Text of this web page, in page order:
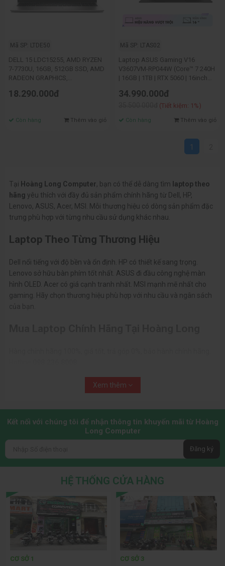
Mã SP: LTDE50
DELL 15 LDC15255, AMD RYZEN
7-7730U, 16GB, 512GB SSD, AMD
RADEON GRAPHICS,
BLK
18.290.000đ
Còn hàng Thêm vào giỏ
Mã SP: LTAS02
Laptop ASUS Gaming V16
V3607VM-RP044W (Core™ 7 240H
| 16GB | 1TB | RTX 5060 | 16inch
34.990.000đ
(Tiết kiệm: 1%)
Còn hàng Thêm vào giỏ
1
Tại Hoàng Long Computer, bạn có thể dễ dàng tìm laptop theo
hãng yêu thích với đầy đủ sản phẩm chính hãng từ Dell, HP,
Lenovo, ASUS, Acer, MSI. Mỗi thương hiệu có dòng sản phẩm đặc
trưng phù hợp với từng nhu cầu sử dụng khác nhau.
Laptop Theo Từng Thương Hiệu
Dell nổi tiếng với độ bền và ổn định. HP có thiết kế sang trọng.
Lenovo sở hữu bàn phím tốt nhất. ASUS đi đầu công nghệ màn
hình OLED. Acer có giá cạnh tranh nhất. MSI mạnh mẽ nhất cho
gaming. Hãy chọn thương hiệu phù hợp với nhu cầu và ngân sách
của bạn.
ASUS Acer
Xem thêm
Kết nối với chúng tôi để nhận thông tin khuyến mãi từ Hoàng
Long Computer
Đăng ký
HỆ THỐNG CỬA HÀNG
CƠ SỞ 1 CƠ SỞ 3